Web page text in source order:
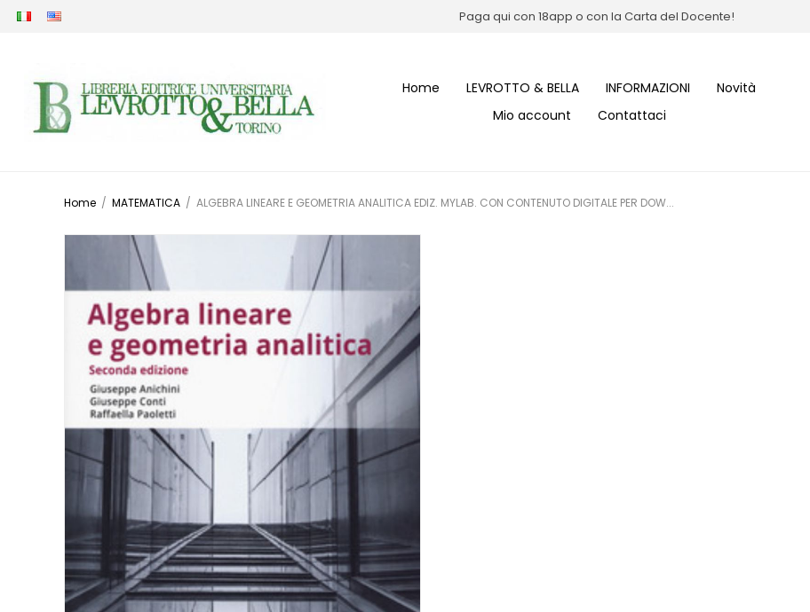
Paga qui con 18app o con la Carta del Docente!
Home LEVROTTO & BELLA INFORMAZIONI
Novità
Mio account
Contattaci
Home / MATEMATICA / ALGEBRA LINEARE E GEOMETRIA ANALITICA EDIZ. MYLAB. CON CONTENUTO DIGITALE PER DOW...